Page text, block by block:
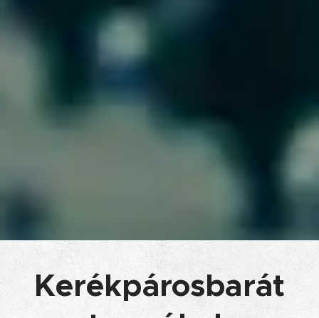
Kerékpárosbarát